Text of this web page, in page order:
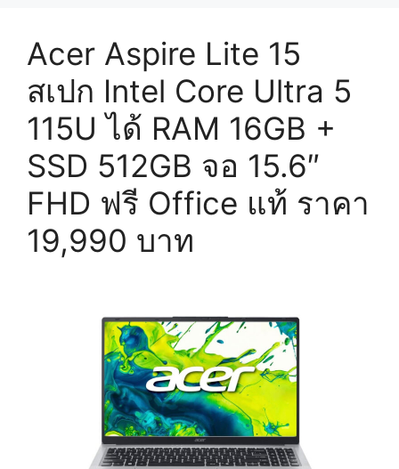
Acer Aspire Lite 15
สเปก Intel Core Ultra 5
115U ได้ RAM 16GB +
SSD 512GB จอ 15.6″
FHD ฟรี Office แท้ ราคา
19,990 บาท